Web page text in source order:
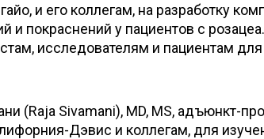
и его коллегам, на разработку
покраснений у пациентов с
исследователям и пациентам
(Raja Sivamani), MD, MS, адъюнкт-
Дэвис и коллегам, для